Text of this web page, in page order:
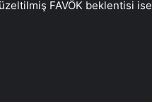
FAVÖK beklentisi ise